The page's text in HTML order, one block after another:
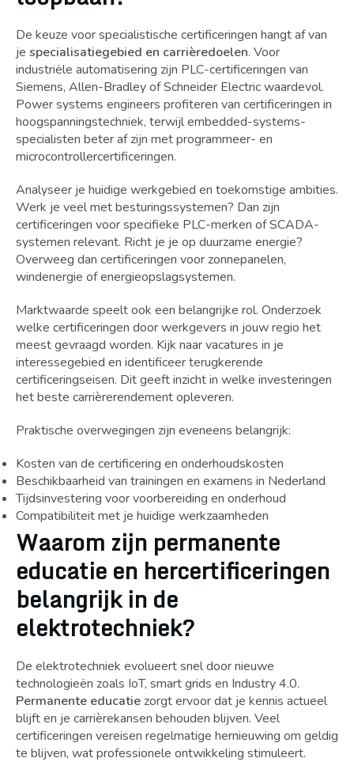
De keuze voor specialistische certificeringen hangt af van
je specialisatiegebied en carrièredoelen. Voor
industriële automatisering zijn PLC-certificeringen van
Siemens, Allen-Bradley of Schneider Electric waardevol.
Power systems engineers profiteren van certificeringen in
hoogspanningstechniek, terwijl embedded-systems-
specialisten beter af zijn met programmeer- en
microcontrollercertificeringen.
Analyseer je huidige werkgebied en toekomstige ambities.
Werk je veel met besturingssystemen? Dan zijn
certificeringen voor specifieke PLC-merken of SCADA-
systemen relevant. Richt je je op duurzame energie?
Overweeg dan certificeringen voor zonnepanelen,
windenergie of energieopslagsystemen.
Marktwaarde speelt ook een belangrijke rol. Onderzoek
welke certificeringen door werkgevers in jouw regio het
meest gevraagd worden. Kijk naar vacatures in je
interessegebied en identificeer terugkerende
certificeringseisen. Dit geeft inzicht in welke investeringen
het beste carrièrerendement opleveren.
Praktische overwegingen zijn eveneens belangrijk:
Kosten van de certificering en onderhoudskosten
Beschikbaarheid van trainingen en examens in Nederland
Tijdsinvestering voor voorbereiding en onderhoud
Compatibiliteit met je huidige werkzaamheden
Waarom zijn permanente
educatie en hercertificeringen
belangrijk in de
elektrotechniek?
De elektrotechniek evolueert snel door nieuwe
technologieën zoals IoT, smart grids en Industry 4.0.
Permanente educatie zorgt ervoor dat je kennis actueel
blijft en je carrièrekansen behouden blijven. Veel
certificeringen vereisen regelmatige hernieuwing om geldig
te blijven, wat professionele ontwikkeling stimuleert.